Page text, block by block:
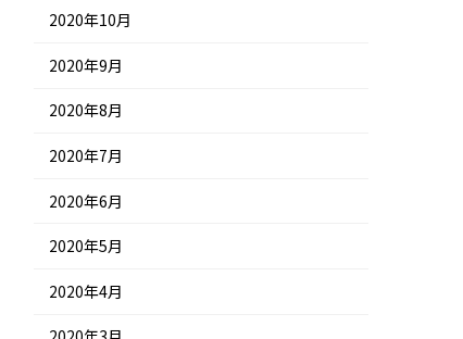
2020年10月
2020年9月
2020年8月
2020年7月
2020年6月
2020年5月
2020年4月